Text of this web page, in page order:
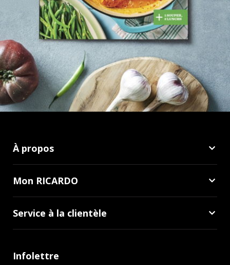
À propos
Mon RICARDO
Service à la clientèle
Infolettre